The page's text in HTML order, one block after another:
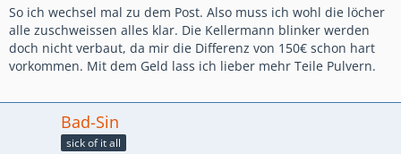
So ich wechsel mal zu dem Post. Also muss ich wohl die löcher
alle zuschweissen alles klar. Die Kellermann blinker werden
doch nicht verbaut, da mir die Differenz von 150€ schon hart
vorkommen. Mit dem Geld lass ich lieber mehr Teile Pulvern.
Bad-Sin
sick of it all